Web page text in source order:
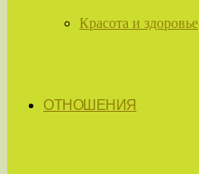
Красота и здоровье
ОТНОШЕНИЯ